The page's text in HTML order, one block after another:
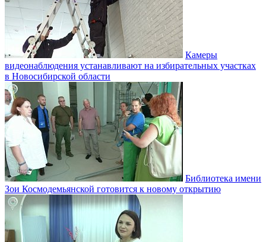
Камеры
видеонаблюдения устанавливают на избирательных участках
в Новосибирской области
Библиотека имени
Зои Космодемьянской готовится к новому открытию